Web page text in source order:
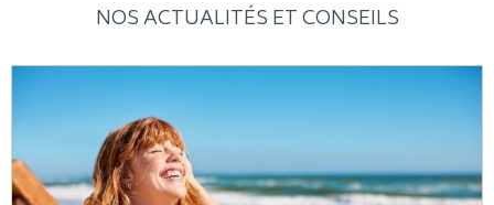
NOS ACTUALITÉS ET CONSEILS